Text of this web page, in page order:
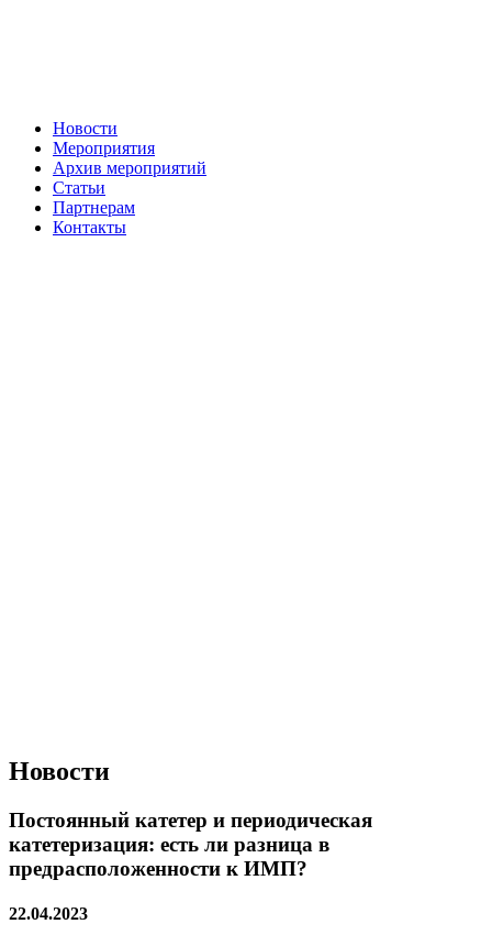
Новости
Мероприятия
Архив мероприятий
Статьи
Партнерам
Контакты
Новости
Постоянный катетер и периодическая
катетеризация: есть ли разница в
предрасположенности к ИМП?
22.04.2023